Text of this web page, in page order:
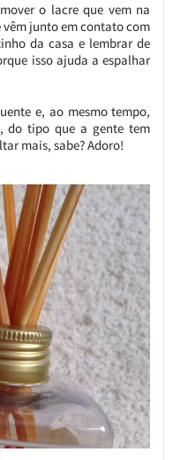
o lacre que vem na
junto em contato com
da casa e lembrar de
isso ajuda a espalhar
e, ao mesmo tempo,
do tipo que a gente tem
mais, sabe? Adoro!